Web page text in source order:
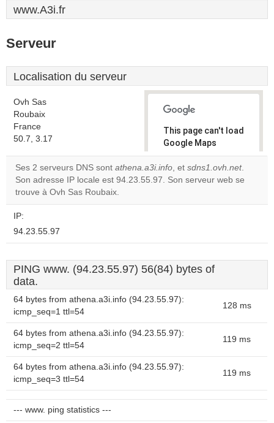
www.A3i.fr
Serveur
Localisation du serveur
Ovh Sas
Roubaix
France
50.7, 3.17
This page can't load
Google Maps
correctly.
Do you
Ses 2 serveurs DNS sont athena.a3i.info, et sdns1.ovh.net.
Son adresse IP locale est 94.23.55.97. Son serveur web se
trouve à Ovh Sas Roubaix.
IP:
94.23.55.97
PING www. (94.23.55.97) 56(84) bytes of
data.
64 bytes from athena.a3i.info (94.23.55.97):
icmp_seq=1 ttl=54
128 ms
64 bytes from athena.a3i.info (94.23.55.97):
icmp_seq=2 ttl=54
119 ms
64 bytes from athena.a3i.info (94.23.55.97):
icmp_seq=3 ttl=54
119 ms
--- www. ping statistics ---